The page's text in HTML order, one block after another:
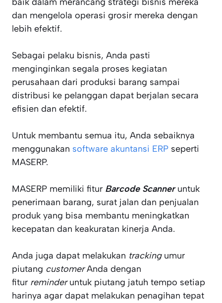
baik dalam merancang strategi bisnis mereka
dan mengelola operasi grosir mereka dengan
lebih efektif.
Sebagai pelaku bisnis, Anda pasti
menginginkan segala proses kegiatan
perusahaan dari produksi barang sampai
distribusi ke pelanggan dapat berjalan secara
efisien dan efektif.
Untuk membantu semua itu, Anda sebaiknya
menggunakan software akuntansi ERP seperti
MASERP.
MASERP memiliki fitur Barcode Scanneruntuk
penerimaan barang, surat jalan dan penjualan
produk yang bisa membantu meningkatkan
kecepatan dan keakuratan kinerja Anda.
Anda juga dapat melakukan trackingumur
piutang customerAnda dengan
fitur reminderuntuk piutang jatuh tempo setiap
harinya agar dapat melakukan penagihan tepat